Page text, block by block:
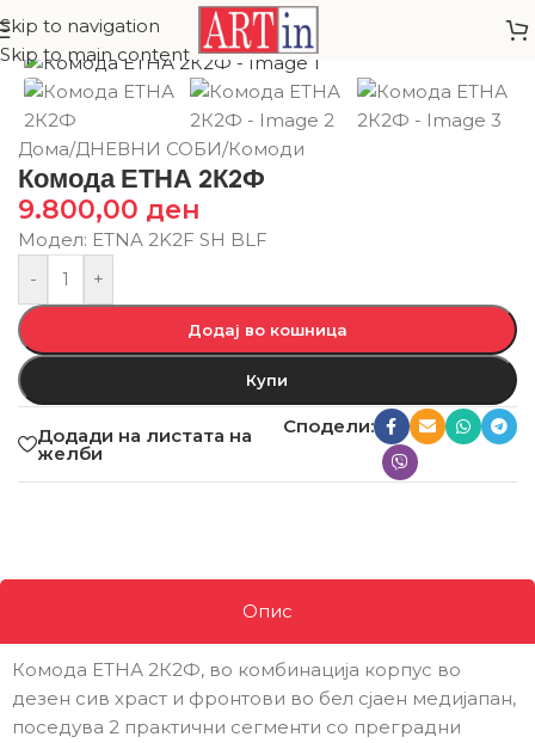
Skip to navigation
Skip to main content
Дома/ДНЕВНИ СОБИ/Комоди
Комода ЕТНА 2К2Ф
9.800,00 ден
Модел: ETNA 2K2F SH BLF
-
+
Додај во кошница
Купи
Додади на листата на
желби
Сподели:
Опис
Комода ЕТНА 2К2Ф, во комбинација корпус во
дезен сив храст и фронтови во бел сјаен медијапан,
поседува 2 практични сегменти со преградни